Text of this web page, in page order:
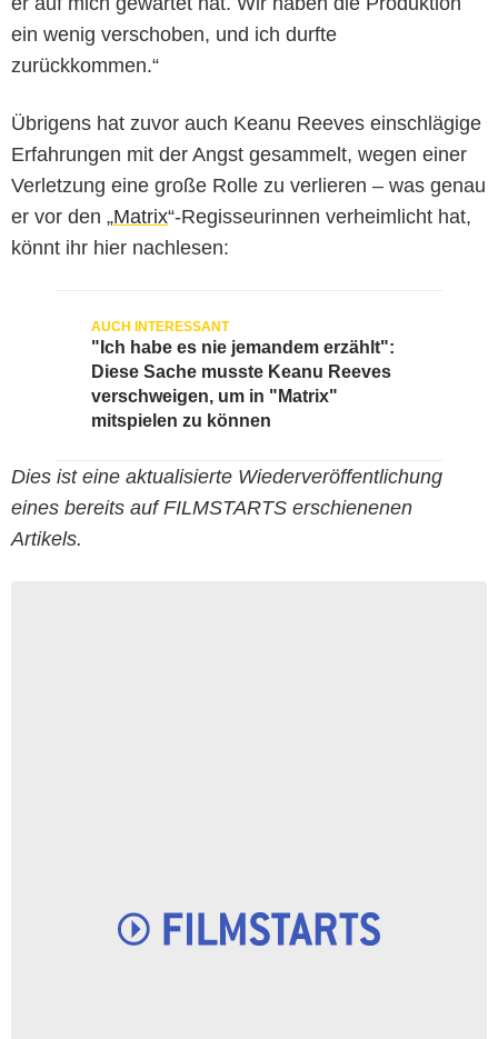
ein wenig verschoben, und ich durfte
zurückkommen.“
Übrigens hat zuvor auch Keanu Reeves einschlägige
Erfahrungen mit der Angst gesammelt, wegen einer
Verletzung eine große Rolle zu verlieren – was genau
er vor den „Matrix“-Regisseurinnen verheimlicht hat,
könnt ihr hier nachlesen:
"Ich habe es nie jemandem erzählt":
Diese Sache musste Keanu Reeves
verschweigen, um in "Matrix"
mitspielen zu können
Dies ist eine aktualisierte Wiederveröffentlichung
eines bereits auf FILMSTARTS erschienenen
Artikels.